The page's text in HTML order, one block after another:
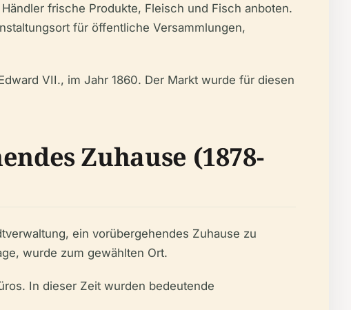
frische Produkte, Fleisch und Fisch anboten.
für öffentliche Versammlungen,
VII., im Jahr 1860. Der Markt wurde für diesen
Zuhause (1878-
ein vorübergehendes Zuhause zu
wurde zum gewählten Ort.
In dieser Zeit wurden bedeutende